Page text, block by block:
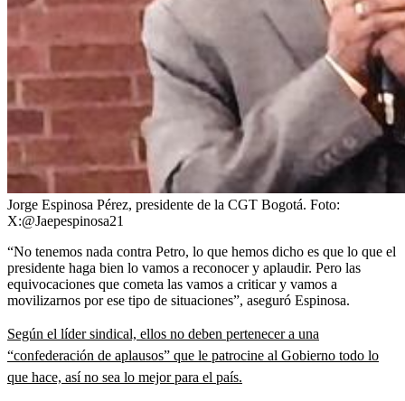
Jorge Espinosa Pérez, presidente de la CGT Bogotá. Foto:
X:@Jaepespinosa21
“No tenemos nada contra Petro, lo que hemos dicho es que lo que el
presidente haga bien lo vamos a reconocer y aplaudir. Pero las
equivocaciones que cometa las vamos a criticar y vamos a
movilizarnos por ese tipo de situaciones”, aseguró Espinosa.
Según el líder sindical, ellos no deben pertenecer a una
“confederación de aplausos” que le patrocine al Gobierno todo lo
que hace, así no sea lo mejor para el país.